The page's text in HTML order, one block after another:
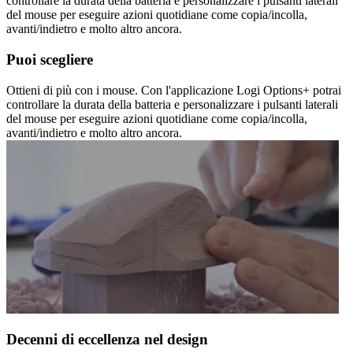
del mouse per eseguire azioni quotidiane come copia/incolla,
avanti/indietro e molto altro ancora.
Puoi scegliere
Ottieni di più con i mouse. Con l'applicazione Logi Options+ potrai
controllare la durata della batteria e personalizzare i pulsanti laterali
del mouse per eseguire azioni quotidiane come copia/incolla,
avanti/indietro e molto altro ancora.
Decenni di eccellenza nel design